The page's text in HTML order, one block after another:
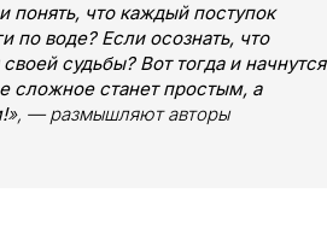
понять, что каждый поступок
по воде? Если осознать, что
судьбы? Вот тогда и начнутся
сложное станет простым, а
», — размышляют авторы